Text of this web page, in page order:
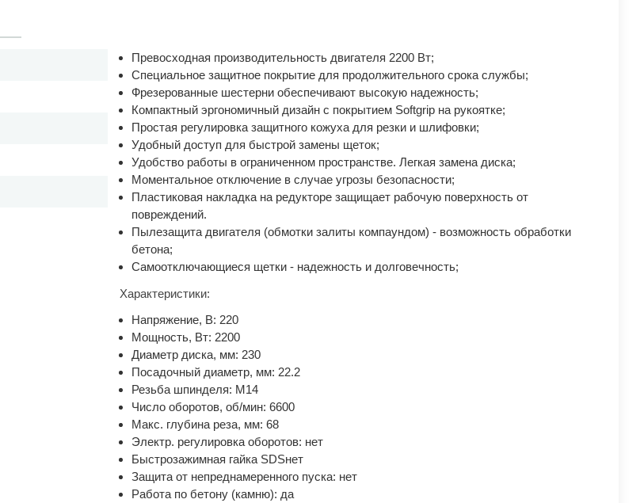
Превосходная производительность двигателя 2200 Вт;
Специальное защитное покрытие для продолжительного срока службы;
Фрезерованные шестерни обеспечивают высокую надежность;
Компактный эргономичный дизайн с покрытием Softgrip на рукоятке;
Простая регулировка защитного кожуха для резки и шлифовки;
Удобный доступ для быстрой замены щеток;
Удобство работы в ограниченном пространстве. Легкая замена диска;
Моментальное отключение в случае угрозы безопасности;
Пластиковая накладка на редукторе защищает рабочую поверхность от
повреждений.
Пылезащита двигателя (обмотки залиты компаундом) - возможность обработки
бетона;
Самоотключающиеся щетки - надежность и долговечность;
Характеристики:
Напряжение, В: 220
Мощность, Вт: 2200
Диаметр диска, мм: 230
Посадочный диаметр, мм: 22.2
Резьба шпинделя: М14
Число оборотов, об/мин: 6600
Макс. глубина реза, мм: 68
Электр. регулировка оборотов: нет
Быстрозажимная гайка SDSнет
Защита от непреднамеренного пуска: нет
Работа по бетону (камню): да